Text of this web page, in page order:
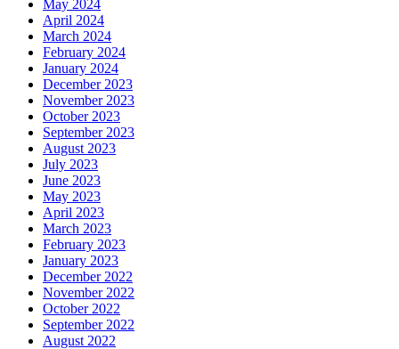
May 2024
April 2024
March 2024
February 2024
January 2024
December 2023
November 2023
October 2023
September 2023
August 2023
July 2023
June 2023
May 2023
April 2023
March 2023
February 2023
January 2023
December 2022
November 2022
October 2022
September 2022
August 2022